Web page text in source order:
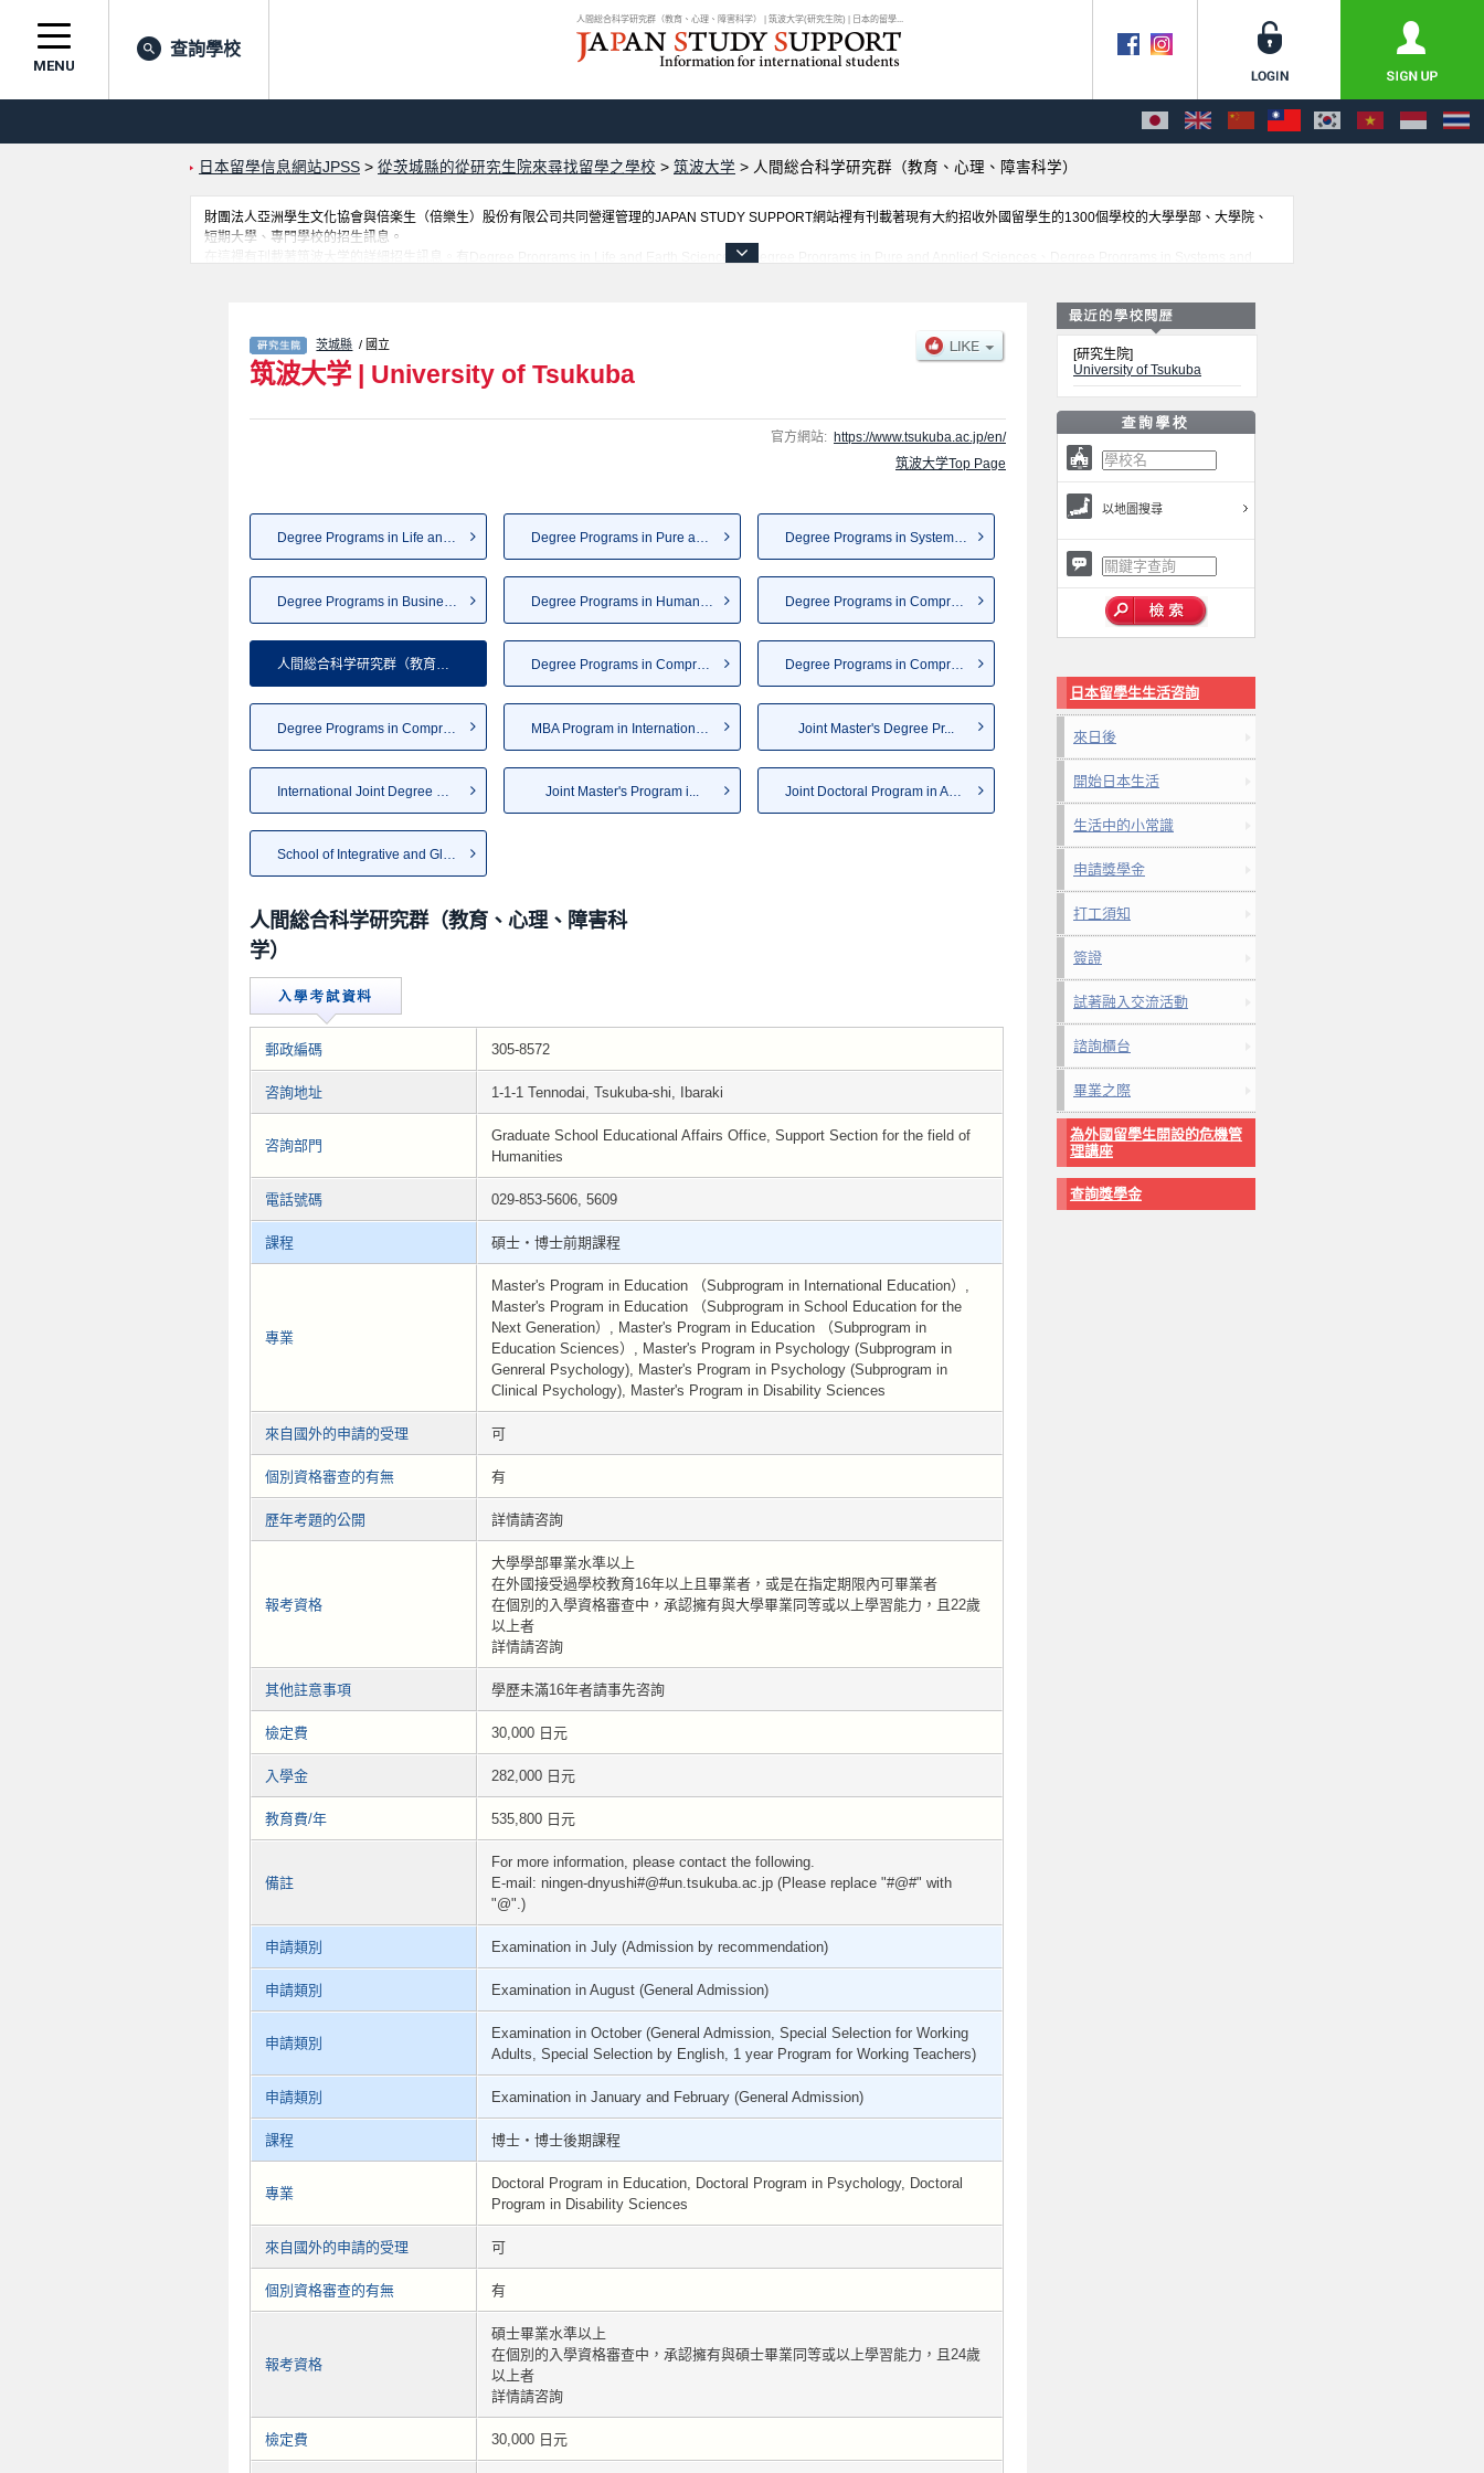
人間総合科学研究群（教育、心理、障害科学） | 筑波大学(研究生院) | 日本的留學...
MENU
查詢學校
日本留學信息網站JPSS > 從茨城縣的從研究生院來尋找留學之學校 > 筑波大学 > 人間総合科学研究群（教育、心理、障害科学）
財團法人亞洲學生文化協會與倍楽生（倍樂生）股份有限公司共同營運管理的JAPAN STUDY SUPPORT網站裡有刊載著現有大約招收外國留學生的1300個學校的大學學部、大學院、
短期大學、專門學校的招生訊息。
在這裡有刊載著筑波大学的詳細招生訊息。有Degree Programs in Life and Earth Sciences、Degree Programs in Pure and Applied Sciences、Degree Programs in Systems and
Programs in Comprehensive Human Sciences （Art and Sport, Interdisciplinary Sciences）、Degree Programs in Comprehensive Human Sciences (Tokyo Campus)、MBA
Program in International Business、Joint Master's Degree Program in Sustainability and Environmental Sciences、International Joint Degree Master's Program in Agro-Biomedical
Science in Food and Health、Joint Master's Program in International Development and Peace through Sport、Joint Doctoral Program in Advanced Physical Education and Sports
for Higher Education、School of Integrative and Global Majors（Ph.D. Program in Humanics）等各別研究科的不同訊息，以及招收名額、合格人數等考試資訊、設施介紹、聯絡方式
茨城縣 / 國立
筑波大学 | University of Tsukuba
官方網站: https://www.tsukuba.ac.jp/en/
筑波大学Top Page
Degree Programs in Life and E... Degree Programs in Pure and A... Degree Programs in Systems an...
人間総合科学研究群（教育、心... Degree Programs in Comprehens... Degree Programs in Comprehens...
Joint Master's Degree Pr...
International Joint Degree Ma... Joint Master's Program i... Joint Doctoral Program in Adv...
School of Integrative and Glo...
人間総合科学研究群（教育、心理、障害科
学）
郵政編碼 305-8572
咨詢地址 1-1-1 Tennodai, Tsukuba-shi, Ibaraki
咨詢部門
Graduate School Educational Affairs Office, Support Section for the field of
Humanities
電話號碼 029-853-5606, 5609
課程 碩士・博士前期課程
專業
Master's Program in Education （Subprogram in International Education）,
Master's Program in Education （Subprogram in School Education for the
Next Generation）, Master's Program in Education （Subprogram in
Education Sciences）, Master's Program in Psychology (Subprogram in
Genreral Psychology), Master's Program in Psychology (Subprogram in
Clinical Psychology), Master's Program in Disability Sciences
來自國外的申請的受理 可
個別資格審查的有無 有
歷年考題的公開 詳情請咨詢
報考資格
大學學部畢業水準以上
在外國接受過學校教育16年以上且畢業者，或是在指定期限內可畢業者
在個別的入學資格審查中，承認擁有與大學畢業同等或以上學習能力，且22歲
以上者
詳情請咨詢
其他註意事項 學歷未滿16年者請事先咨詢
檢定費 30,000 日元
入學金 282,000 日元
教育費/年 535,800 日元
備註
For more information, please contact the following.
E-mail: ningen-dnyushi#@#un.tsukuba.ac.jp (Please replace "#@#" with
"@".)
申請類別 Examination in July (Admission by recommendation)
申請類別 Examination in August (General Admission)
申請類別
Examination in October (General Admission, Special Selection for Working
Adults, Special Selection by English, 1 year Program for Working Teachers)
申請類別 Examination in January and February (General Admission)
課程 博士・博士後期課程
專業
Doctoral Program in Education, Doctoral Program in Psychology, Doctoral
Program in Disability Sciences
來自國外的申請的受理 可
個別資格審查的有無 有
報考資格
碩士畢業水準以上
在個別的入學資格審查中，承認擁有與碩士畢業同等或以上學習能力，且24歲
以上者
詳情請咨詢
檢定費 30,000 日元
[研究生院]
University of Tsukuba
以地圖搜尋
日本留學生生活咨詢
來日後
開始日本生活
生活中的小常識
申請獎學金
打工須知
簽證
試著融入交流活動
諮詢櫃台
畢業之際
為外國留學生開設的危機管
理講座
查詢獎學金